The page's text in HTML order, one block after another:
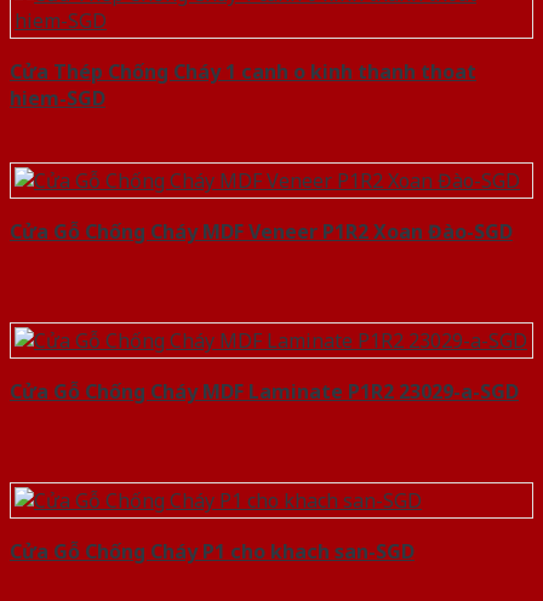
Cửa Thép Chống Cháy 1 canh o kinh thanh thoat
hiem-SGD
Cửa Gỗ Chống Cháy MDF Veneer P1R2 Xoan Đào-SGD
Cửa Gỗ Chống Cháy MDF Laminate P1R2 23029-a-SGD
Cửa Gỗ Chống Cháy P1 cho khach san-SGD